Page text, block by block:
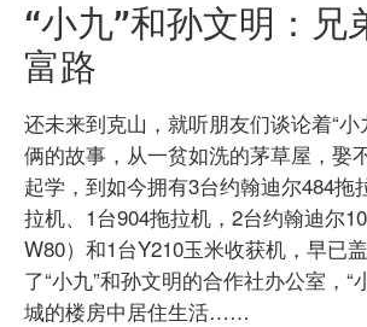
“小九”和孙文明：兄
富路
还未来到克山，就听朋友们谈论着“小
俩的故事，从一贫如洗的茅草屋，娶
起学，到如今拥有3台约翰迪尔484拖
拉机、1台904拖拉机，2台约翰迪尔
W80）和1台Y210玉米收获机，早已
了“小九”和孙文明的合作社办公室，“
城的楼房中居住生活……